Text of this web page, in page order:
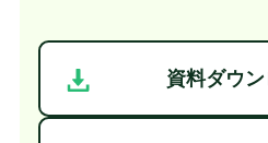
資料ダウ